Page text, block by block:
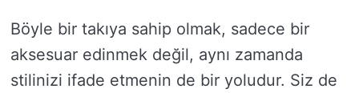
Böyle bir takıya sahip olmak, sadece bir
aksesuar edinmek değil, aynı zamanda
stilinizi ifade etmenin de bir yoludur. Siz de